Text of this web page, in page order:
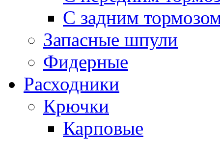
С задним
Запасные шпули
Фидерные
Расходники
Крючки
Карповые